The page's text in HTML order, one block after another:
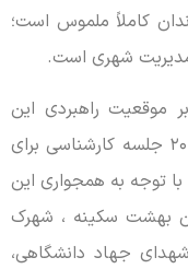
کاملاً ملموس است؛
شهری است.
موقعیت راهبردی این
ایستگاه خاطرنشان کرد: تاکنون بیش از ۲۰ جلسه کارشناسی برای
توجه به همجواری این
بهشت سکینه ، شهرک
جهاد دانشگاهی،